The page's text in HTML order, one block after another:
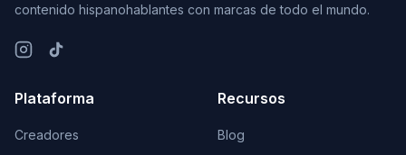
contenido hispanohablantes con marcas de todo el mundo.
Plataforma
Creadores
Recursos
Blog